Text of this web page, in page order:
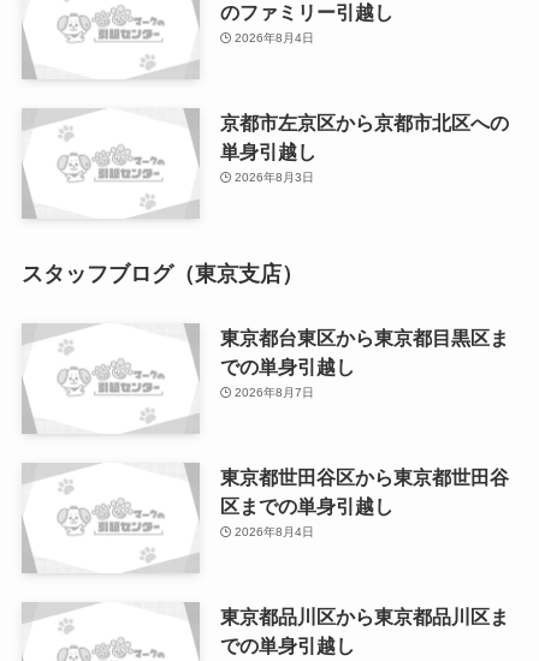
のファミリー引越し
2026年8月4日
京都市左京区から京都市北区への
単身引越し
2026年8月3日
スタッフブログ（東京支店）
東京都台東区から東京都目黒区ま
での単身引越し
2026年8月7日
東京都世田谷区から東京都世田谷
区までの単身引越し
2026年8月4日
東京都品川区から東京都品川区ま
での単身引越し